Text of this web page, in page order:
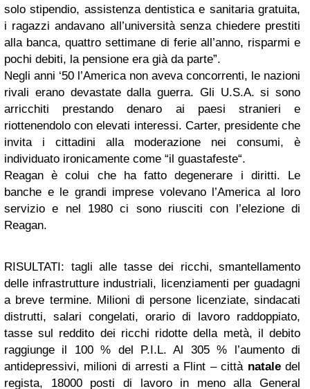
solo stipendio, assistenza dentistica e sanitaria gratuita,
i ragazzi andavano all’università senza chiedere prestiti
alla banca, quattro settimane di ferie all’anno, risparmi e
pochi debiti, la pensione era già da parte”.
Negli anni ‘50 l’America non aveva concorrenti, le nazioni
rivali erano devastate dalla guerra. Gli U.S.A. si sono
arricchiti prestando denaro ai paesi stranieri e
riottenendolo con elevati interessi. Carter, presidente che
invita i cittadini alla moderazione nei consumi, è
individuato ironicamente come “il guastafeste“.
Reagan è colui che ha fatto degenerare i diritti. Le
banche e le grandi imprese volevano l’America al loro
servizio e nel 1980 ci sono riusciti con l’elezione di
Reagan.
RISULTATI: tagli alle tasse dei ricchi, smantellamento
delle infrastrutture industriali, licenziamenti per guadagni
a breve termine. Milioni di persone licenziate, sindacati
distrutti, salari congelati, orario di lavoro raddoppiato,
tasse sul reddito dei ricchi ridotte della metà, il debito
raggiunge il 100 % del P.I.L. Al 305 % l’aumento di
antidepressivi, milioni di arresti a Flint – città nataledel
regista, 18000 posti di lavoro in meno alla General